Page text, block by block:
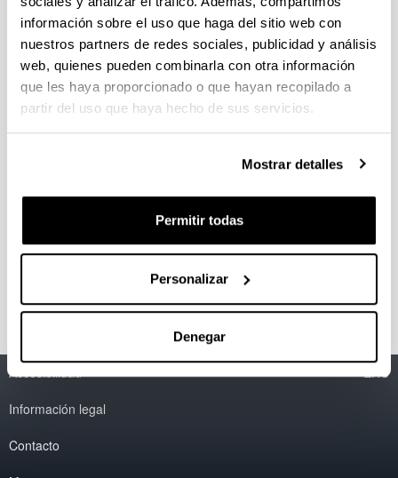
información sobre el uso que haga del sitio web con
nuestros partners de redes sociales, publicidad y análisis
web, quienes pueden combinarla con otra información
que les haya proporcionado o que hayan recopilado a
partir del uso que haya hecho de sus servicios.
Mostrar detalles
Permitir todas
Personalizar
Denegar
Andrés Valdivieso López
Beatriz Gómez Santos (Departamento de Fisiología,
Facultad de Medicina y Enfermería)
Igotz Delgado Balzategui
M. Olatz Fresnedo Aranguren
Susana Cristobal
Xabier Buqué García
Yolanda Chico
Yuri Rueda Estévez
Accesibilidad
Información legal
Contacto
EHU